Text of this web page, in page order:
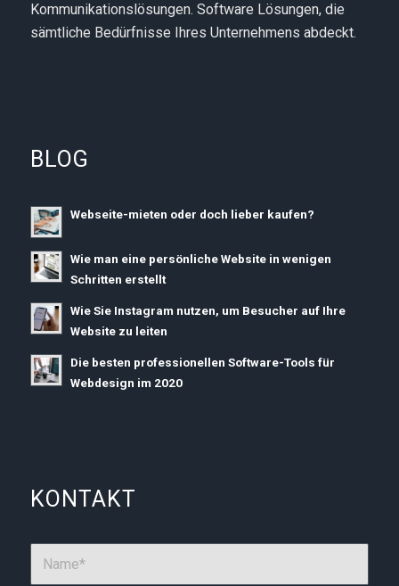
Kommunikationslösungen. Software Lösungen, die
sämtliche Bedürfnisse Ihres Unternehmens abdeckt.
BLOG
Webseite-mieten oder doch lieber kaufen?
Wie man eine persönliche Website in wenigen
Schritten erstellt
Wie Sie Instagram nutzen, um Besucher auf Ihre
Website zu leiten
Die besten professionellen Software-Tools für
Webdesign im 2020
KONTAKT